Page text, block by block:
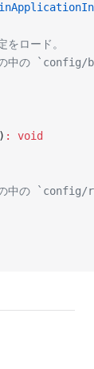
ロード。
中の
:
void
中の